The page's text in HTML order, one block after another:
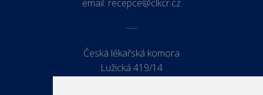
email: recepce@clkcr.cz
Česká lékařská komora
Lužická 419/14